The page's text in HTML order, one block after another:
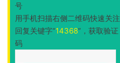
号
用手机扫描右侧二维码快速关注
回复关键字“14368”，获取验证
码